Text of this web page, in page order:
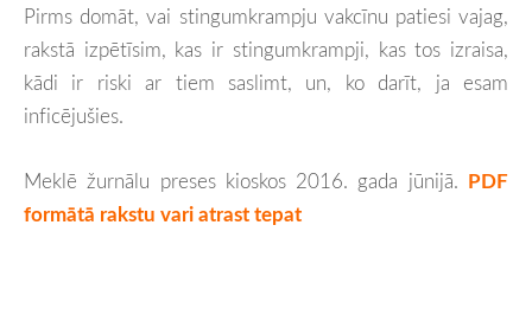
Pirms domāt, vai stingumkrampju vakcīnu patiesi vajag,
rakstā izpētīsim, kas ir stingumkrampji, kas tos izraisa,
kādi ir riski ar tiem saslimt, un, ko darīt, ja esam
inficējušies.
Meklē žurnālu preses kioskos 2016. gada jūnijā. PDF
formātā rakstu vari atrast tepat